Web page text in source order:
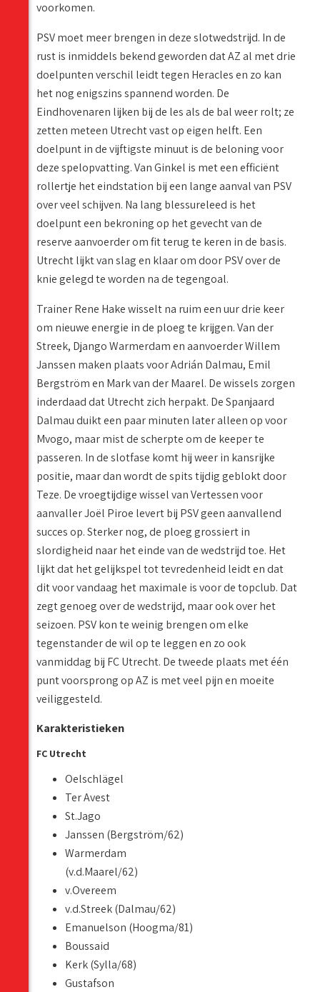
voorkomen.
PSV moet meer brengen in deze slotwedstrijd. In de
rust is inmiddels bekend geworden dat AZ al met drie
doelpunten verschil leidt tegen Heracles en zo kan
het nog enigszins spannend worden. De
Eindhovenaren lijken bij de les als de bal weer rolt; ze
zetten meteen Utrecht vast op eigen helft. Een
doelpunt in de vijftigste minuut is de beloning voor
deze spelopvatting. Van Ginkel is met een efficiënt
rollertje het eindstation bij een lange aanval van PSV
over veel schijven. Na lang blessureleed is het
doelpunt een bekroning op het gevecht van de
reserve aanvoerder om fit terug te keren in de basis.
Utrecht lijkt van slag en klaar om door PSV over de
knie gelegd te worden na de tegengoal.
Trainer Rene Hake wisselt na ruim een uur drie keer
om nieuwe energie in de ploeg te krijgen. Van der
Streek, Django Warmerdam en aanvoerder Willem
Janssen maken plaats voor Adrián Dalmau, Emil
Bergström en Mark van der Maarel. De wissels zorgen
inderdaad dat Utrecht zich herpakt. De Spanjaard
Dalmau duikt een paar minuten later alleen op voor
Mvogo, maar mist de scherpte om de keeper te
passeren. In de slotfase komt hij weer in kansrijke
positie, maar dan wordt de spits tijdig geblokt door
Teze. De vroegtijdige wissel van Vertessen voor
aanvaller Joël Piroe levert bij PSV geen aanvallend
succes op. Sterker nog, de ploeg grossiert in
slordigheid naar het einde van de wedstrijd toe. Het
lijkt dat het gelijkspel tot tevredenheid leidt en dat
dit voor vandaag het maximale is voor de topclub. Dat
zegt genoeg over de wedstrijd, maar ook over het
seizoen. PSV kon te weinig brengen om elke
tegenstander de wil op te leggen en zo ook
vanmiddag bij FC Utrecht. De tweede plaats met één
punt voorsprong op AZ is met veel pijn en moeite
veiliggesteld.
Karakteristieken
FC Utrecht
Oelschlägel
Ter Avest
St.Jago
Janssen (Bergström/62)
Warmerdam
(v.d.Maarel/62)
v.Overeem
v.d.Streek (Dalmau/62)
Emanuelson (Hoogma/81)
Boussaid
Kerk (Sylla/68)
Gustafson